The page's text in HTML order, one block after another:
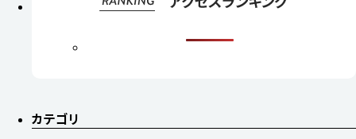
カテゴリ